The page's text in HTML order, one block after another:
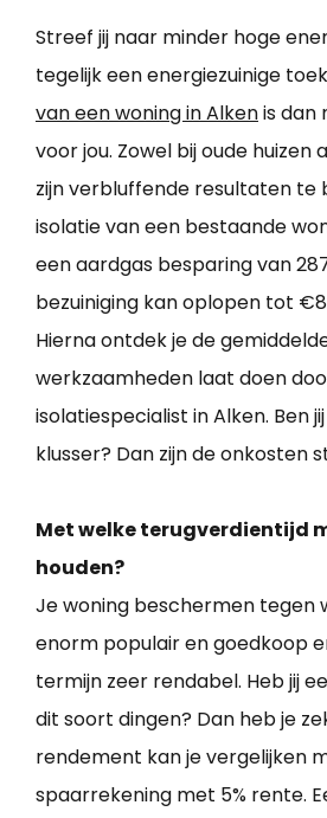
Streef jij naar minder hoge
tegelijk een energiezuinige
van een woning in Alkenis dan
voor jou. Zowel bij oude huizen
zijn verbluffende resultaten te
isolatie van een bestaande
een aardgas besparing van
bezuiniging kan oplopen tot
Hierna ontdek je de
werkzaamheden laat doen
isolatiespecialist in Alken. Ben
klusser? Dan zijn de onkosten
Met welke terugverdientijd
houden?
Je woning beschermen tegen
enorm populair en goedkoop
termijn zeer rendabel. Heb jij
dit soort dingen? Dan heb je
rendement kan je vergelijken
spaarrekening met 5% rente.